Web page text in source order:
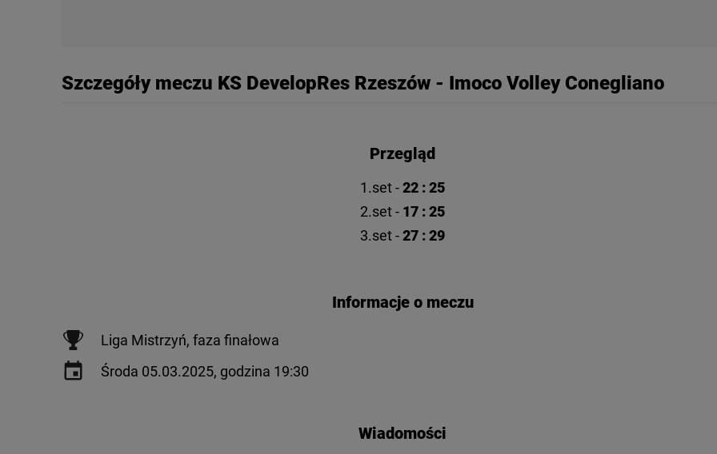
Szczegóły meczu KS DevelopRes Rzeszów - Imoco Volley Conegliano
Przegląd
1.set -22 : 25
2.set - 17 : 25
3.set -27 : 29
Informacje o meczu
Liga Mistrzyń, faza finałowa
Środa 05.03.2025, godzina 19:30
Wiadomości